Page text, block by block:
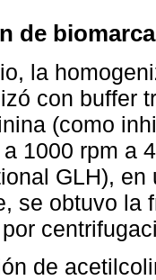
de
la
con buffer
(como
1000 rpm a
GLH),
se obtuvo la
de